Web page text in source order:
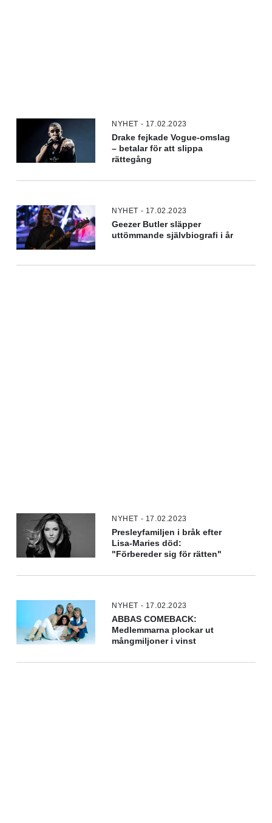
NYHET - 17.02.2023
Drake fejkade Vogue-omslag
– betalar för att slippa
rättegång
NYHET - 17.02.2023
Geezer Butler släpper
uttömmande självbiografi i år
NYHET - 17.02.2023
Presleyfamiljen i bråk efter
Lisa-Maries död:
"Förbereder sig för rätten"
NYHET - 17.02.2023
ABBAS COMEBACK:
Medlemmarna plockar ut
mångmiljoner i vinst